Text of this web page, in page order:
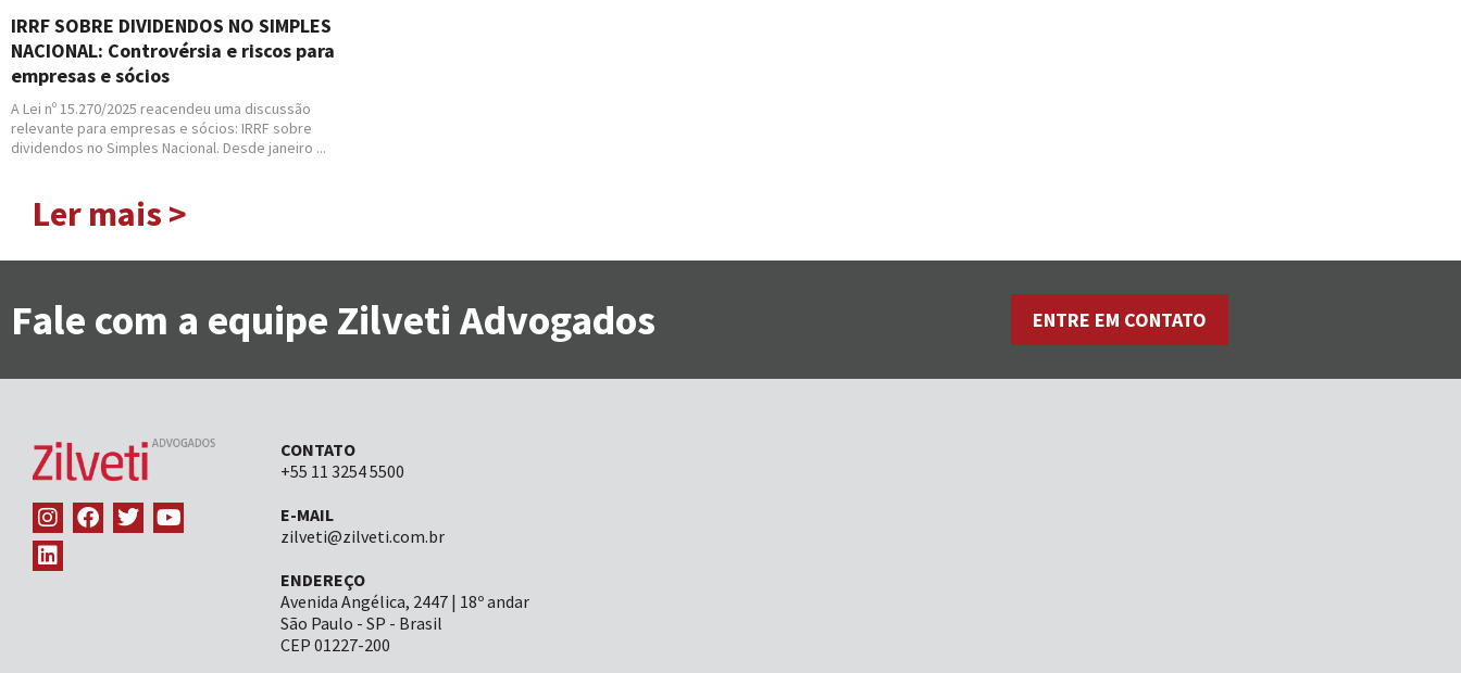
IRRF SOBRE DIVIDENDOS NO SIMPLES
NACIONAL: Controvérsia e riscos para
empresas e sócios
A Lei nº 15.270/2025 reacendeu uma discussão
relevante para empresas e sócios: IRRF sobre
dividendos no Simples Nacional. Desde janeiro ...
Ler mais >
Fale com a equipe Zilveti Advogados ENTRE EM CONTATO
CONTATO
+55 11 3254 5500
E-MAIL
zilveti@zilveti.com.br
ENDEREÇO
Avenida Angélica, 2447 | 18º andar
São Paulo - SP - Brasil
CEP 01227-200